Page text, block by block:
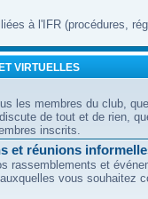
à l'IFR (procédures,
VIRTUELLES
les membres du club,
de tout et de rien,
inscrits.
et réunions
rassemblements et
vous souhaitez